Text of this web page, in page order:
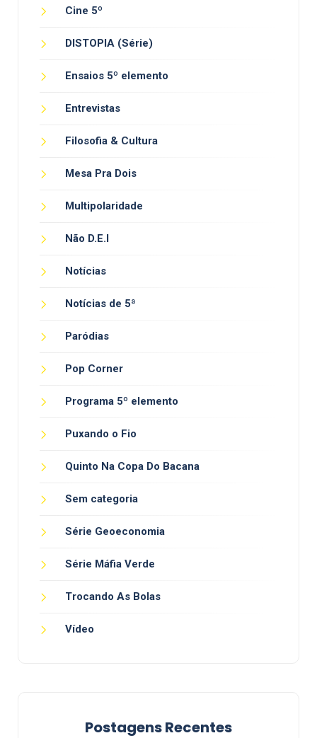
Cine 5º
DISTOPIA (Série)
Ensaios 5º elemento
Entrevistas
Filosofia & Cultura
Mesa Pra Dois
Multipolaridade
Não D.E.I
Notícias
Notícias de 5ª
Paródias
Pop Corner
Programa 5º elemento
Puxando o Fio
Quinto Na Copa Do Bacana
Sem categoria
Série Geoeconomia
Série Máfia Verde
Trocando As Bolas
Vídeo
Postagens Recentes